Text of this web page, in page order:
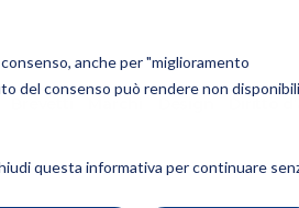
anche per "miglioramento
del consenso può rendere non
questa informativa per continuare
Diritto